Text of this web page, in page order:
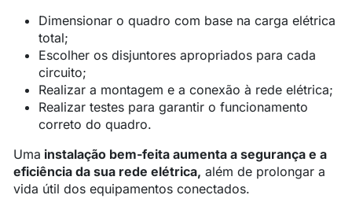
Dimensionar o quadro com base na carga elétrica
total;
Escolher os disjuntores apropriados para cada
circuito;
Realizar a montagem e a conexão à rede elétrica;
Realizar testes para garantir o funcionamento
correto do quadro.
Uma instalação bem-feita aumenta a segurança e a
eficiência da sua rede elétrica, além de prolongar a
vida útil dos equipamentos conectados.